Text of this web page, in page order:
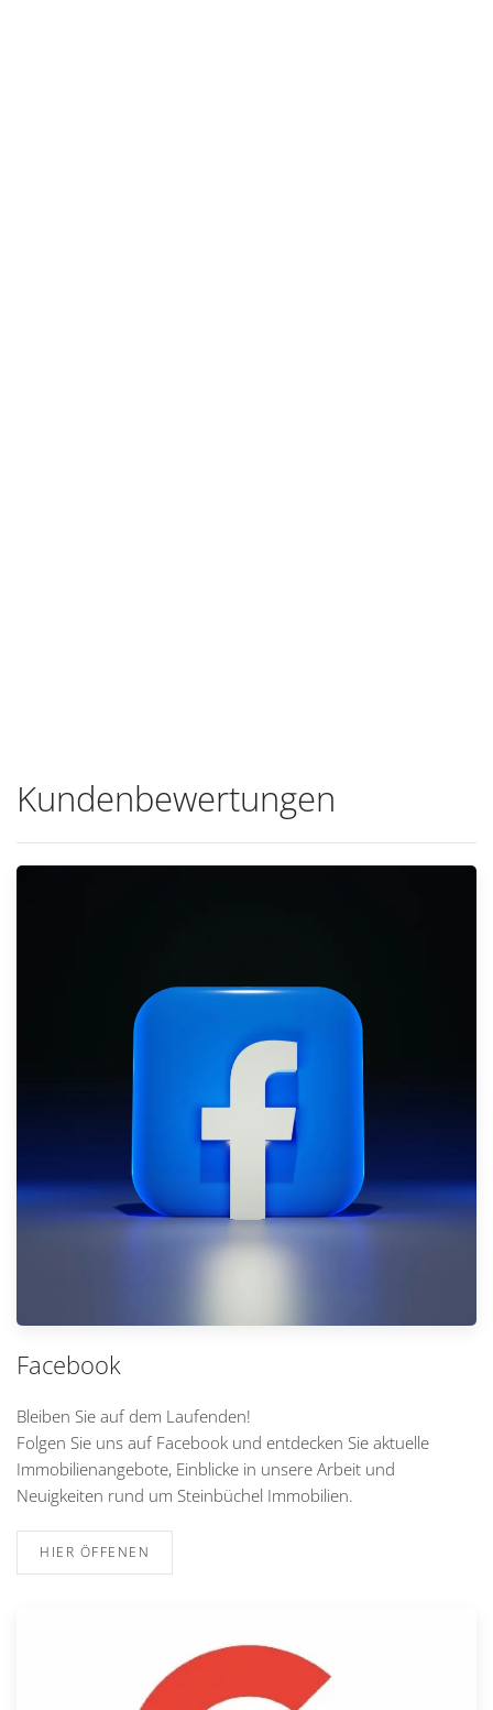
Kundenbewertungen
Facebook
Bleiben Sie auf dem Laufenden!
Folgen Sie uns auf Facebook und entdecken Sie aktuelle
Immobilienangebote, Einblicke in unsere Arbeit und
Neuigkeiten rund um Steinbüchel Immobilien.
HIER ÖFFENEN